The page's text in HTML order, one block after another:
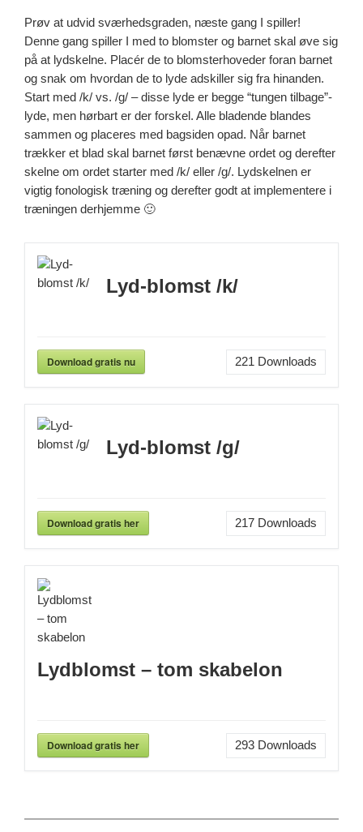
Prøv at udvid sværhedsgraden, næste gang I spiller!
Denne gang spiller I med to blomster og barnet skal øve sig
på at lydskelne. Placér de to blomsterhoveder foran barnet
og snak om hvordan de to lyde adskiller sig fra hinanden.
Start med /k/ vs. /g/ – disse lyde er begge “tungen tilbage”-
lyde, men hørbart er der forskel. Alle bladende blandes
sammen og placeres med bagsiden opad. Når barnet
trækker et blad skal barnet først benævne ordet og derefter
skelne om ordet starter med /k/ eller /g/. Lydskelnen er
vigtig fonologisk træning og derefter godt at implementere i
træningen derhjemme 🙂
Lyd-blomst /k/
Download gratis nu 221 Downloads
Lyd-blomst /g/
Download gratis her 217Downloads
Lydblomst – tom skabelon
Download gratis her 293Downloads